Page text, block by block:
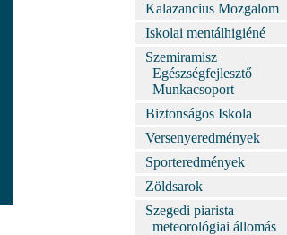
Kalazancius Mozgalom
Iskolai mentálhigiéné
Szemiramisz
Egészségfejlesztő
Munkacsoport
Biztonságos Iskola
Versenyeredmények
Sporteredmények
Zöldsarok
Szegedi piarista
meteorológiai állomás